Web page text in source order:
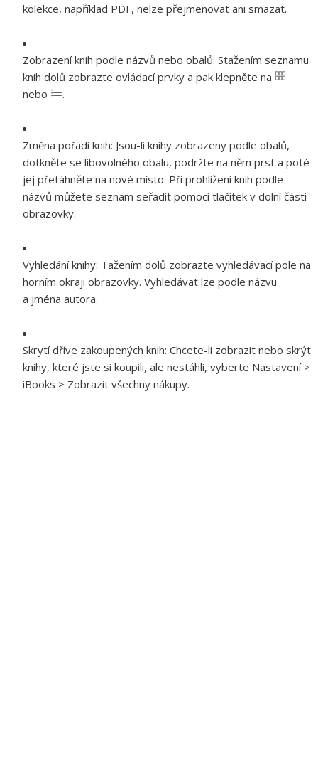
kolekce, například PDF, nelze přejmenovat ani smazat.
Zobrazení knih podle názvů nebo obalů: Stažením seznamu
knih dolů zobrazte ovládací prvky a pak klepněte na
nebo
.
Změna pořadí knih: Jsou-li knihy zobrazeny podle obalů,
dotkněte se libovolného obalu, podržte na něm prst a poté
jej přetáhněte na nové místo. Při prohlížení knih podle
názvů můžete seznam seřadit pomocí tlačítek v dolní části
obrazovky.
Vyhledání knihy: Tažením dolů zobrazte vyhledávací pole na
horním okraji obrazovky. Vyhledávat lze podle názvu
a jména autora.
Skrytí dříve zakoupených knih: Chcete-li zobrazit nebo skrýt
knihy, které jste si koupili, ale nestáhli, vyberte Nastavení >
iBooks > Zobrazit všechny nákupy.